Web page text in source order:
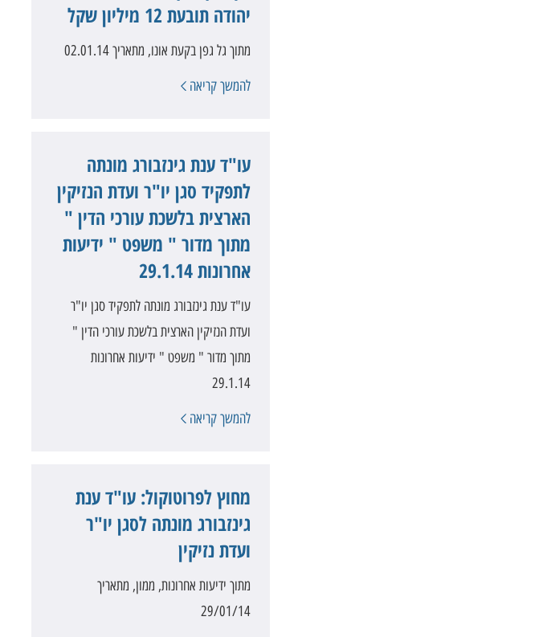
יהודה תובעת 12 מיליון שקל
מתוך גל גפן בקעת אונו, מתאריך 02.01.14
להמשך קריאה
עו"ד ענת גינזבורג מונתה
לתפקיד סגן יו"ר ועדת הנזיקין
הארצית בלשכת עורכי הדין "
מתוך מדור " משפט " ידיעות
אחרונות 29.1.14
עו"ד ענת גינזבורג מונתה לתפקיד סגן יו"ר
ועדת הנזיקין הארצית בלשכת עורכי הדין "
מתוך מדור " משפט " ידיעות אחרונות
29.1.14
להמשך קריאה
מחוץ לפרוטוקול: עו"ד ענת
גינזבורג מונתה לסגן יו"ר
ועדת נזיקין
מתוך ידיעות אחרונות, ממון, מתאריך
29/01/14